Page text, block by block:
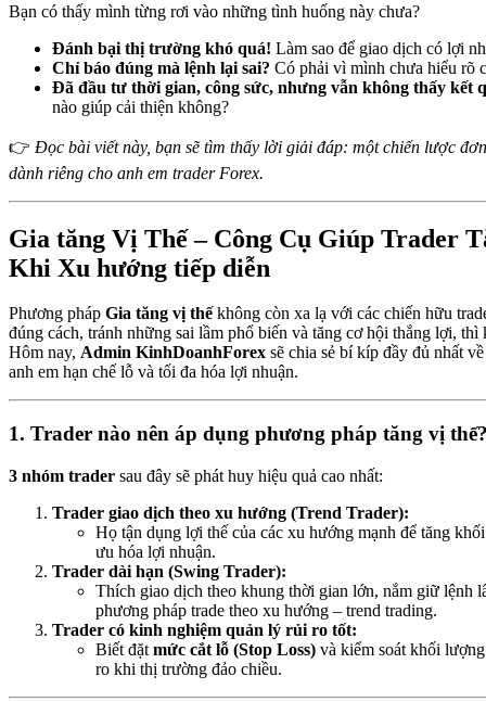
Bạn có thấy mình từng rơi vào những tình huống này chưa?
Đánh bại thị trường khó quá! Làm sao để giao dịch có lợi
Chỉ báo đúng mà lệnh lại sai? Có phải vì mình chưa hiểu rõ
Đã đầu tư thời gian, công sức, nhưng vẫn không thấy kết
nào giúp cải thiện không?
👉 Đọc bài viết này, bạn sẽ tìm thấy lời giải đáp: một chiến lược
dành riêng cho anh em trader Forex.
Gia tăng Vị Thế – Công Cụ Giúp Trader
Khi Xu hướng tiếp diễn
Phương pháp Gia tăng vị thếkhông còn xa lạ với các chiến hữu
đúng cách, tránh những sai lầm phổ biến và tăng cơ hội thắng lợi, thì
Hôm nay, Admin KinhDoanhForex sẽ chia sẻ bí kíp đầy đủ nhất
anh em hạn chế lỗ và tối đa hóa lợi nhuận.
1. Trader nào nên áp dụng phương pháp tăng vị
3 nhóm trader sau đây sẽ phát huy hiệu quả cao nhất:
Trader giao dịch theo xu hướng (Trend Trader):
Họ tận dụng lợi thế của các xu hướng mạnh để tăng
ưu hóa lợi nhuận.
Trader dài hạn (Swing Trader):
Thích giao dịch theo khung thời gian lớn, nắm giữ lệnh
phương pháp trade theo xu hướng – trend trading.
Trader có kinh nghiệm quản lý rủi ro tốt:
Biết đặt mức cắt lỗ (Stop Loss) và kiểm soát khối
ro khi thị trường đảo chiều.